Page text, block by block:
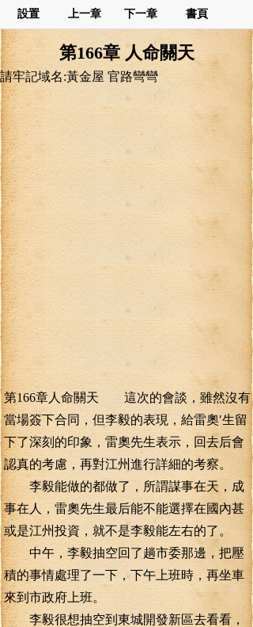
設置 上一章 下一章 書頁
第166章 人命關天
請牢記域名:黃金屋 官路彎彎
第166章人命關天 這次的會談，雖然沒有
當場簽下合同，但李毅的表現，給雷奧′生留
下了深刻的印象，雷奧先生表示，回去后會
認真的考慮，再對江州進行詳細的考察。
李毅能做的都做了，所謂謀事在天，成
事在人，雷奧先生最后能不能選擇在國內甚
或是江州投資，就不是李毅能左右的了。
中午，李毅抽空回了趟市委那邊，把壓
積的事情處理了一下，下午上班時，再坐車
來到市政府上班。
李毅很想抽空到東城開發新區去看看，